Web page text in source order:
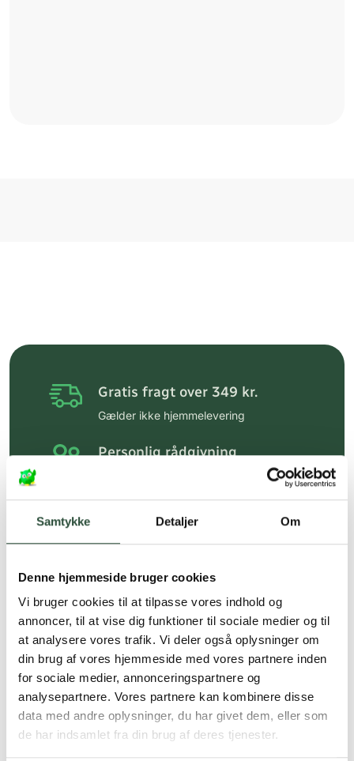
Samtykke Detaljer Om
Denne hjemmeside bruger cookies
Vi bruger cookies til at tilpasse vores indhold og
annoncer, til at vise dig funktioner til sociale medier og til
at analysere vores trafik. Vi deler også oplysninger om
din brug af vores hjemmeside med vores partnere inden
for sociale medier, annonceringspartnere og
analysepartnere. Vores partnere kan kombinere disse
data med andre oplysninger, du har givet dem, eller som
de har indsamlet fra din brug af deres tjenester.
Gratis fragt over 349 kr.
Gælder ikke hjemmelevering
Personlig rådgivning
Hurtig levering (30 min. i Kbh)
Faste lave priser*
*Gælder ikke ernæringsprodukter.
Stort udvalg af kendte
produkter
Vi tilbyder et stort udvalg af kendte
cremer, vitaminer og andre spændende
produkter – altid til fast lav pris.
Læs mere om Uglecare.dk her